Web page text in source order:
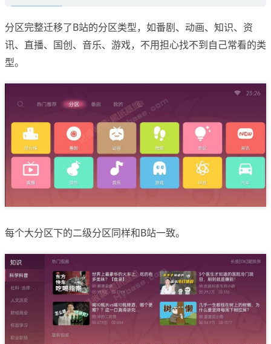
分区完整迁移了B站的分区类型，如番剧、动画、知识、资
讯、直播、国创、音乐、游戏，不用担心找不到自己常看的类
型。
每个大分区下的二级分区同样和B站一致。